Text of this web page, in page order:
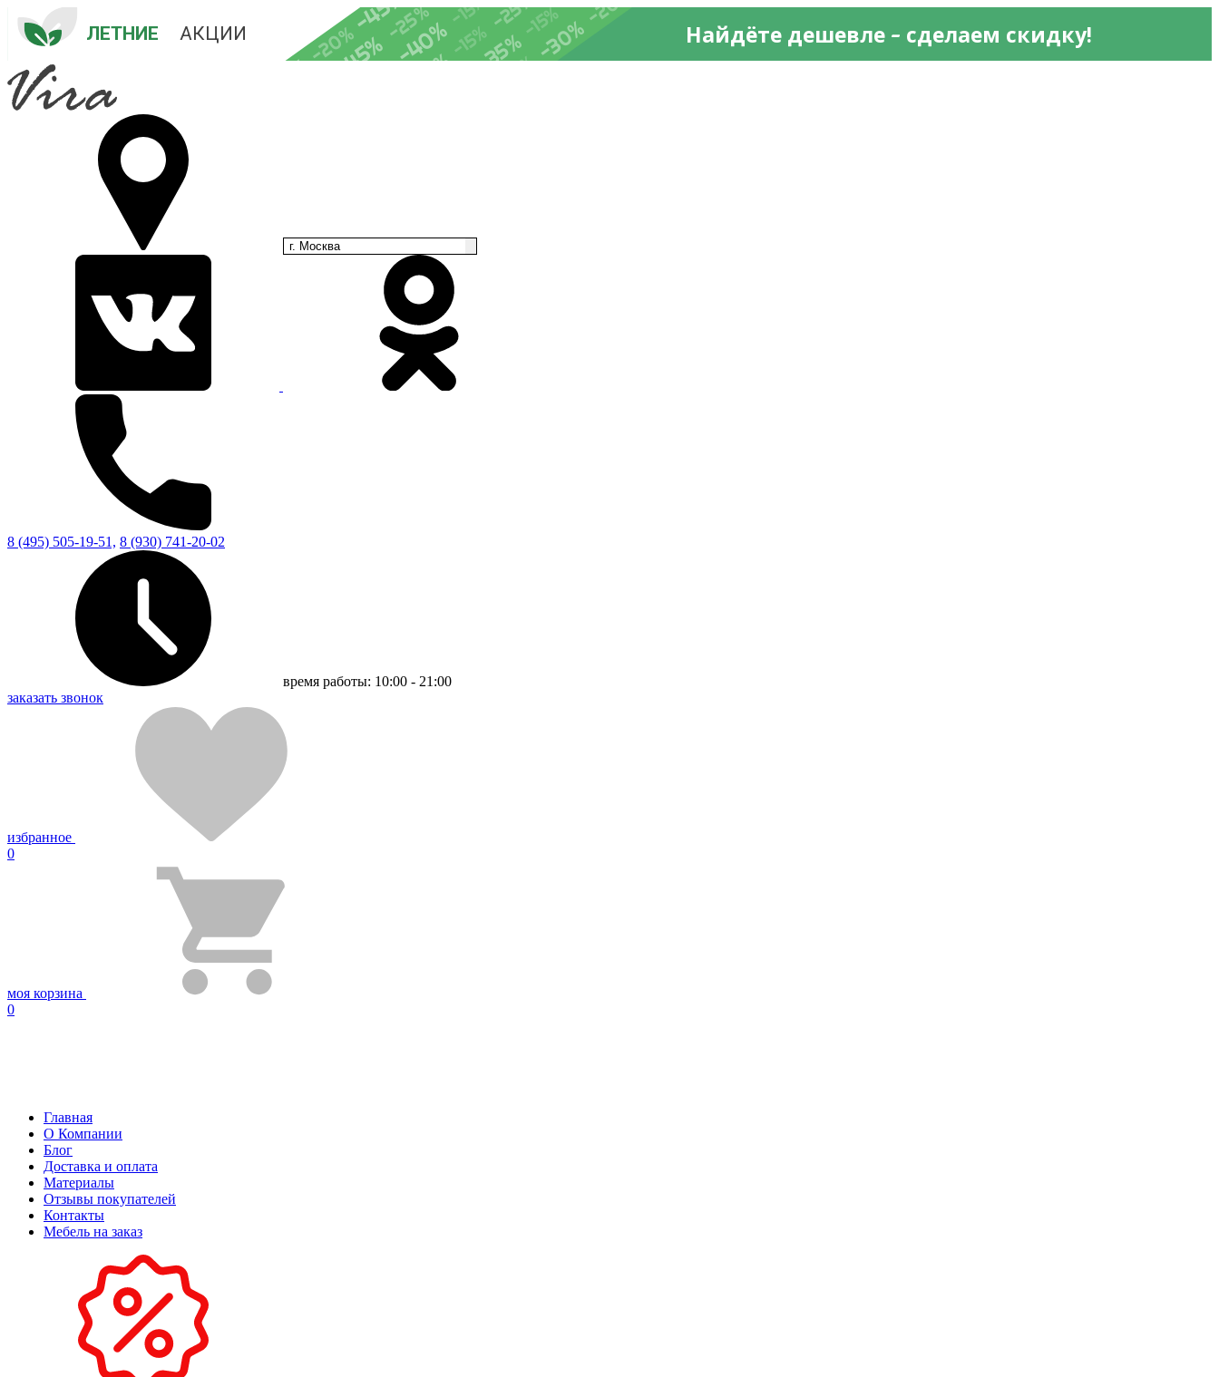
-20%
-35%
-15%
-25%
-35%
-25%
-45%
-15%
-35%
-15%
-40%
-15%
-30%
ЛЕТНИЕ АКЦИИ Найдёте дешевле - сделаем скидку!
г. Москва
8 (495) 505-19-51, 8 (930) 741-20-02
время работы: 10:00 - 21:00
заказать звонок
избранное
0
моя корзина
0
Главная
О Компании
Блог
Доставка и оплата
Материалы
Отзывы покупателей
Контакты
Мебель на заказ